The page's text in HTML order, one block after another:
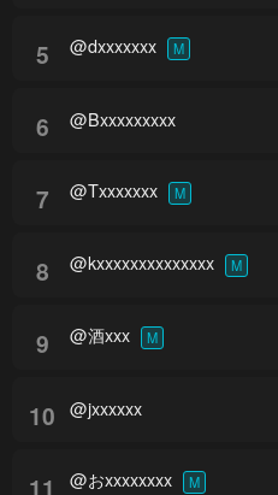
5 @dxxxxxxx M
6 @Bxxxxxxxxx
7 @Txxxxxxx M
8 @kxxxxxxxxxxxxxx M
9 @酒xxx M
10 @jxxxxxx
11 @おxxxxxxxx M